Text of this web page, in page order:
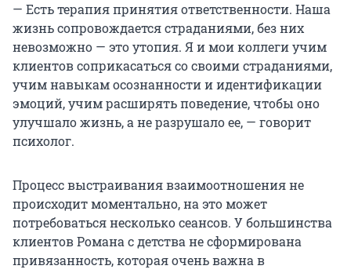
— Есть терапия принятия ответственности. Наша
жизнь сопровождается страданиями, без них
невозможно — это утопия. Я и мои коллеги учим
клиентов соприкасаться со своими страданиями,
учим навыкам осознанности и идентификации
эмоций, учим расширять поведение, чтобы оно
улучшало жизнь, а не разрушало ее, — говорит
психолог.
Процесс выстраивания взаимоотношения не
происходит моментально, на это может
потребоваться несколько сеансов. У большинства
клиентов Романа с детства не сформирована
привязанность, которая очень важна в